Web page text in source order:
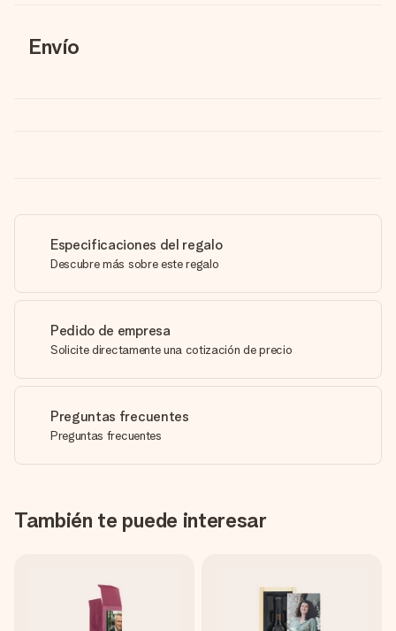
Envío
Especificaciones del regalo
Descubre más sobre este regalo
Pedido de empresa
Solicite directamente una cotización de precio
Preguntas frecuentes
Preguntas frecuentes
También te puede interesar